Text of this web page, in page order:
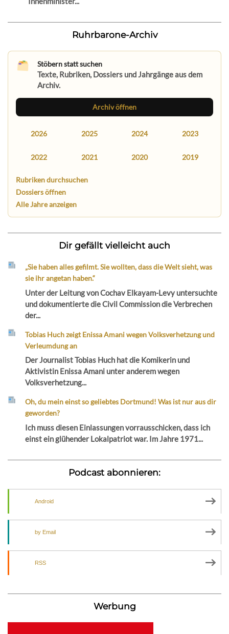
Ruhrbarone-Archiv
Stöbern statt suchen
Texte, Rubriken, Dossiers und Jahrgänge aus dem
Archiv.
Archiv öffnen
2026 2025 2024 2023
2022 2021 2020 2019
Rubriken durchsuchen
Dossiers öffnen
Alle Jahre anzeigen
Dir gefällt vielleicht auch
„Sie haben alles gefilmt. Sie wollten, dass die Welt sieht, was
sie ihr angetan haben.“
Unter der Leitung von Cochav Elkayam-Levy untersuchte
und dokumentierte die Civil Commission die Verbrechen
der...
Tobias Huch zeigt Enissa Amani wegen Volksverhetzung und
Verleumdung an
Der Journalist Tobias Huch hat die Komikerin und
Aktivistin Enissa Amani unter anderem wegen
Volksverhetzung...
Oh, du mein einst so geliebtes Dortmund! Was ist nur aus dir
geworden?
Ich muss diesen Einlassungen vorrausschicken, dass ich
einst ein glühender Lokalpatriot war. Im Jahre 1971...
Podcast abonnieren:
Android
by Email
RSS
Werbung